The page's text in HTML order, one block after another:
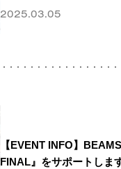
2025.03.05
【EVENT INFO】
FINAL』をサポートしま